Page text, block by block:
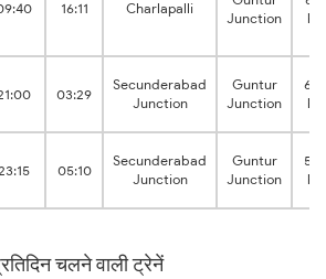
16:11 Charlapalli
Junction
hrs
03:29
Secunderabad
Junction
Guntur
Junction
hrs
05:10
Secunderabad
Junction
Guntur
Junction
hrs
चलने वाली ट्रेनें